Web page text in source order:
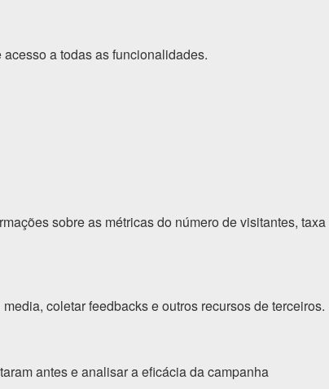
a todas as funcionalidades.
sobre as métricas do número de visitantes, taxa
coletar feedbacks e outros recursos de terceiros.
antes e analisar a eficácia da campanha